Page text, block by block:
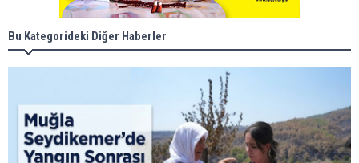
Bu Kategorideki Diğer Haberler